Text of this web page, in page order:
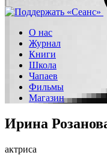
О нас
Журнал
Книги
Школа
Чапаев
Фильмы
Магазин
Ирина
актриса